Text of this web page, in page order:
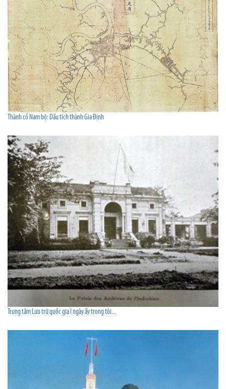
Thành cổ Nam bộ: Dấu tích thành Gia Định
Trung tâm Lưu trữ quốc gia I ngày ấy trong tôi...